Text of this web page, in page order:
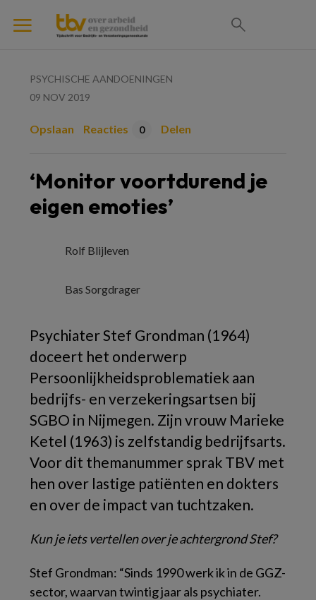
PSYCHISCHE AANDOENINGEN
09 NOV 2019
Opslaan Reacties 0 Delen
‘Monitor voortdurend je
eigen emoties’
Rolf Blijleven
Bas Sorgdrager
Psychiater Stef Grondman (1964)
doceert het onderwerp
Persoonlijkheidsproblematiek aan
bedrijfs- en verzekeringsartsen bij
SGBO in Nijmegen. Zijn vrouw Marieke
Ketel (1963) is zelfstandig bedrijfsarts.
Voor dit themanummer sprak TBV met
hen over lastige patiënten en dokters
en over de impact van tuchtzaken.
Kun je iets vertellen over je achtergrond Stef?
Stef Grondman: “Sinds 1990 werk ik in de GGZ-
sector, waarvan twintig jaar als psychiater.